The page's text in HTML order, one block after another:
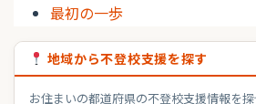
最初の一歩
地域から不登校支援を探す
お住まいの都道府県の不登校支援情報を